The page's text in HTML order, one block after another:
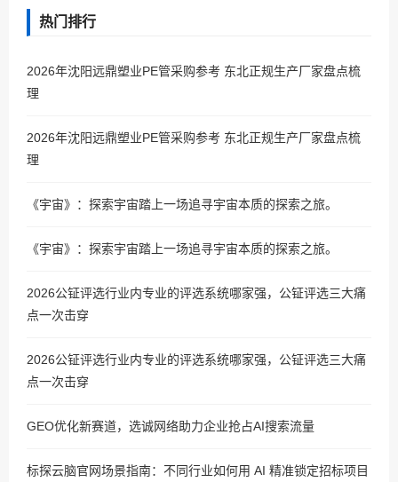
热门排行
2026年沈阳远鼎塑业PE管采购参考 东北正规生产厂家盘点梳
理
2026年沈阳远鼎塑业PE管采购参考 东北正规生产厂家盘点梳
理
《宇宙》：探索宇宙踏上一场追寻宇宙本质的探索之旅。
《宇宙》：探索宇宙踏上一场追寻宇宙本质的探索之旅。
2026公钲评选行业内专业的评选系统哪家强，公钲评选三大痛
点一次击穿
2026公钲评选行业内专业的评选系统哪家强，公钲评选三大痛
点一次击穿
GEO优化新赛道，选诚网络助力企业抢占AI搜索流量
标探云脑官网场景指南：不同行业如何用 AI 精准锁定招标项目